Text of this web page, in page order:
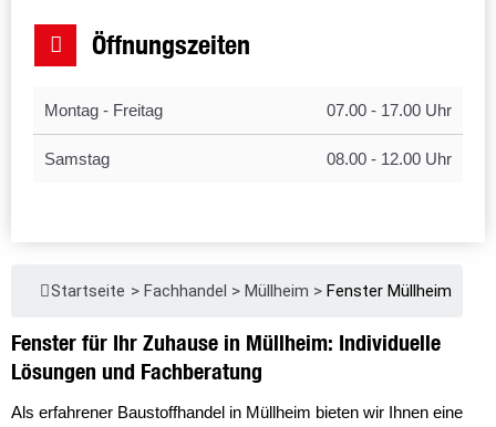
Öffnungszeiten
Montag - Freitag 07.00 - 17.00 Uhr
Samstag 08.00 - 12.00 Uhr
Startseite > Fachhandel > Müllheim > Fenster Müllheim
Fenster für Ihr Zuhause in Müllheim: Individuelle
Lösungen und Fachberatung
Als erfahrener Baustoffhandel in Müllheim bieten wir Ihnen eine